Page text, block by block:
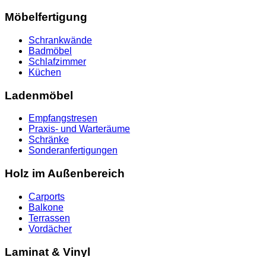
Möbelfertigung
Schrankwände
Badmöbel
Schlafzimmer
Küchen
Ladenmöbel
Empfangstresen
Praxis- und Warteräume
Schränke
Sonderanfertigungen
Holz im Außenbereich
Carports
Balkone
Terrassen
Vordächer
Laminat & Vinyl